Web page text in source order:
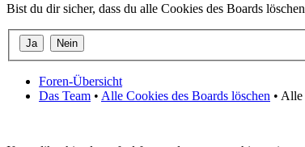
Bist du dir sicher, dass du alle Cookies des Boards
Foren-Übersicht
Das Team • Alle Cookies des Boards löschen •